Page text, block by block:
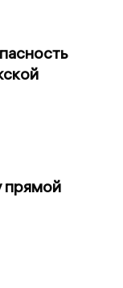
прямой